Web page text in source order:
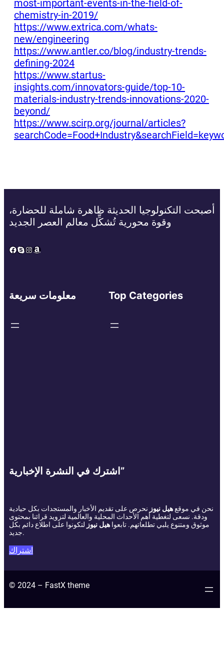
most-important-events-in-the-field-of-
chemistry-in-2019/
https://www.extrica.com/whats-
new/engineering
https://www.antler.co/blog/industry-trends-
defining-2024
https://www.startus-
insights.com/innovators-guide/top-10-
materials-industry-trends-innovations-2020-
beyond/
https://www.scirp.org/journal/articles?
أصبحت التكنولوجيا الحديثة ظاهرة شاملة للحضارة،
وقوة محورية تُشكِّل معالم العصر الجديد
Facebook
Skype
Instagram
Amazon
معلومات سريعة Top Categories
اشترك في النشرة الإخبارية”
نحن في موقعهيل نيوز نحرص على تقديم الأخبار والمستجدات بكل حيادية
ودقة. نسعى لتغطية أهم الأحداث المحلية والعالمية لتزويد قرائنا بمحتوى
موثوق ومتنوع يلبي تطلعاتهم. تابعوا هيل نيوز لتكونوا على اطلاع دائم بكل
جديد.
اشتراك
© 2024 – FastX theme